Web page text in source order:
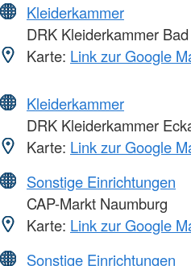
Kleiderkammer
DRK Kleiderkammer
Karte: Link zur Google
Kleiderkammer
DRK Kleiderkammer
Karte: Link zur Google
Sonstige Einrichtungen
CAP-Markt Naumburg
Karte: Link zur Google
Sonstige Einrichtungen